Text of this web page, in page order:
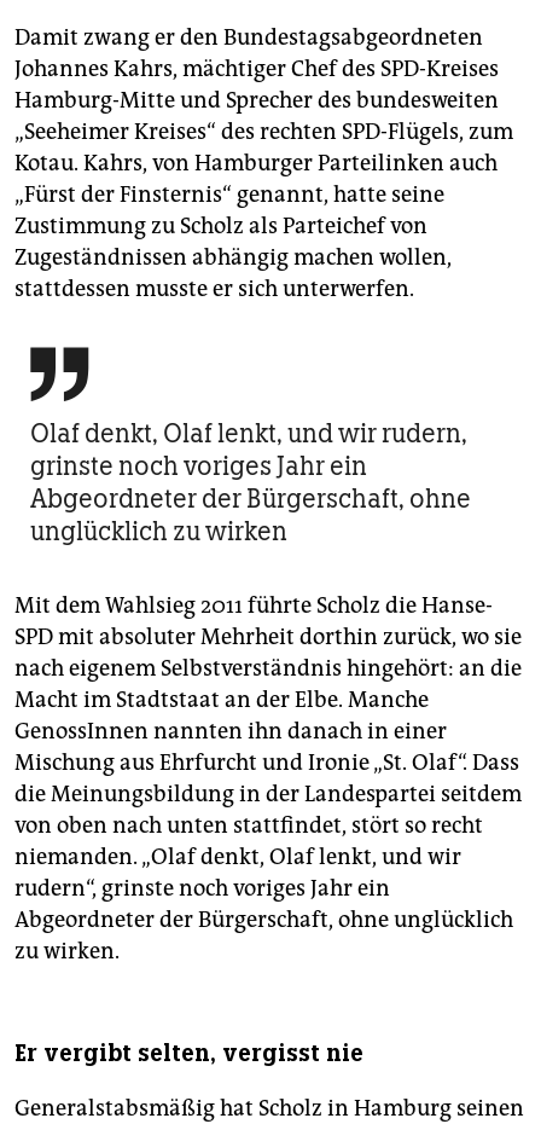
Damit zwang er den Bundestagsabgeordneten
Johannes Kahrs, mächtiger Chef des SPD-Kreises
Hamburg-Mitte und Sprecher des bundesweiten
„See­heimer Kreises“ des rechten SPD-Flügels, zum
Kotau. Kahrs, von Hamburger Parteilinken auch
„Fürst der Finsternis“ genannt, hatte seine
Zustimmung zu Scholz als Parteichef von
Zugeständnissen abhängig machen wollen,
stattdessen musste er sich unterwerfen.

Olaf denkt, Olaf lenkt, und wir rudern,
grinste noch voriges Jahr ein
Abgeordneter der Bürgerschaft, ohne
unglücklich zu wirken
Mit dem Wahlsieg 2011 führte Scholz die Hanse-
SPD mit absoluter Mehrheit dorthin zurück, wo sie
nach eigenem Selbstverständnis hingehört: an die
Macht im Stadtstaat an der Elbe. Manche
GenossInnen nannten ihn danach in einer
Mischung aus Ehrfurcht und Ironie „St. Olaf“. Dass
die Meinungsbildung in der Landespartei seitdem
von oben nach unten stattfindet, stört so recht
niemanden. „Olaf denkt, Olaf lenkt, und wir
rudern“, grinste noch voriges Jahr ein
Abgeordneter der Bürgerschaft, ohne unglücklich
zu wirken.
Er vergibt selten, vergisst nie
Generalstabsmäßig hat Scholz in Hamburg seinen